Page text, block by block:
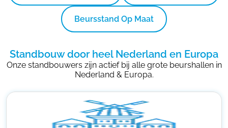
Beursstand Op Maat
Standbouw door heel Nederland en Europa
Onze standbouwers zijn actief bij alle grote beurshallen in
Nederland & Europa.